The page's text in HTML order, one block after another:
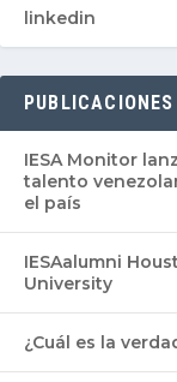
linkedin
IESA Monitor
talento
el país
IESAalumni
University
¿Cuál es la